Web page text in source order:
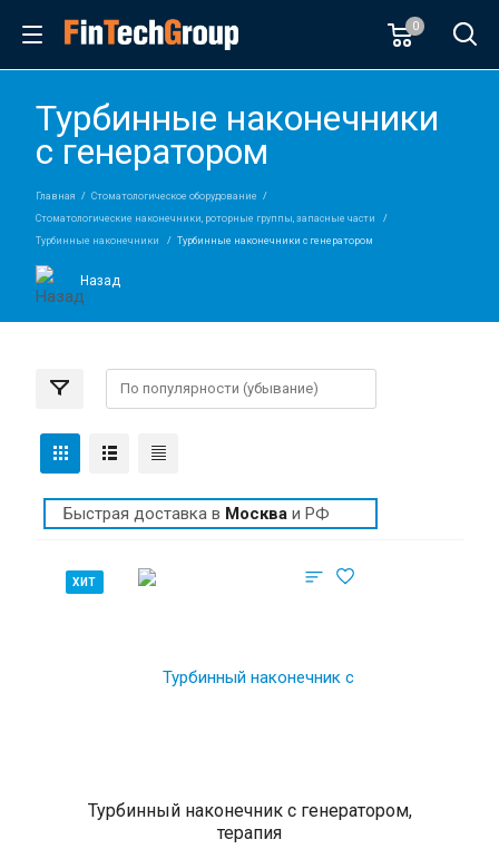
0
Турбинные наконечники
с генератором
Главная
Стоматологическое оборудование
Стоматологические наконечники, роторные группы, запасные части
Турбинные наконечники
Турбинные наконечники с генератором
Назад
Быстрая доставка в Москва и РФ
ХИТ
Турбинный наконечник с генератором,
терапия